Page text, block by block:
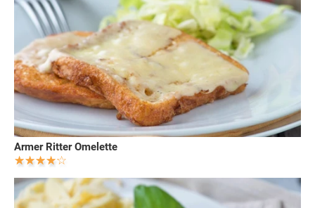
Armer Ritter Omelette